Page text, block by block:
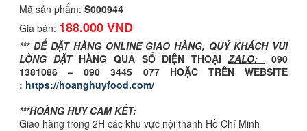
Mã sản phẩm: S000944
Giá bán: 188.000 VND
*** ĐỂ ĐẶT HÀNG ONLINE GIAO HÀNG, QUÝ KHÁCH VUI
LÒNG ĐẶTHÀNG QUA SỐ ĐIỆN THOẠIZALO:
090
1381086 – 090 3445 077 HOẶC TRÊN WEBSITE
: https://hoanghuyfood.com/
***HOÀNG HUY CAM KẾT:
Giao hàng trong 2H các khu vực nội thành Hồ Chí Minh